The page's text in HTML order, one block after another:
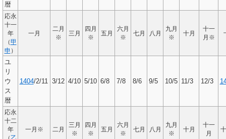
暦
応永
十一
年
（甲
申 ）
一月
二月
※
三月
四月
※
五月
六月
※
七月 八月
九月
※
十月
十一
月※
ユ
リ
ウ
ス
暦
1404/2/11 3/12 4/10 5/10 6/8 7/8 8/6 9/5 10/5 11/3 12/3
応永
十二
年
一月※ 二月
三月
※
四月
※
五月
六月
※
七月 八月
九月
※
十月
十一
月